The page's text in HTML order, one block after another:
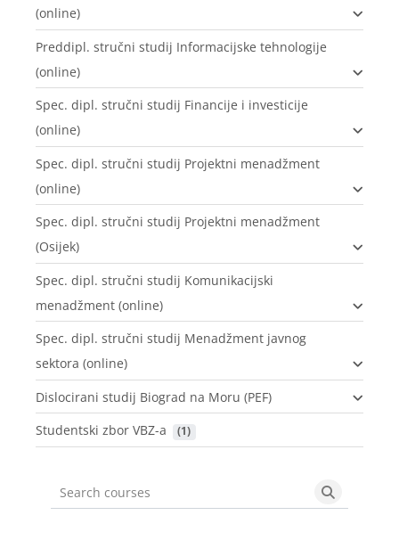
(online)
Preddipl. stručni studij Informacijske tehnologije
(online)
Spec. dipl. stručni studij Financije i investicije
(online)
Spec. dipl. stručni studij Projektni menadžment
(online)
Spec. dipl. stručni studij Projektni menadžment
(Osijek)
Spec. dipl. stručni studij Komunikacijski
menadžment (online)
Spec. dipl. stručni studij Menadžment javnog
sektora (online)
Dislocirani studij Biograd na Moru (PEF)
Studentski zbor VBZ-a
(1)
Search courses Search